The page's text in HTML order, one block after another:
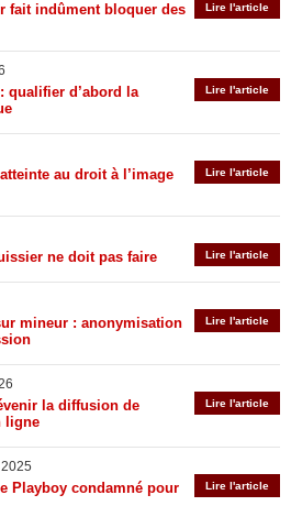
Lire l'article
fait indûment bloquer des
Lire l'article
qualifier d’abord la
Lire l'article
au droit à l’image
Lire l'article
ne doit pas faire
Lire l'article
mineur : anonymisation
Lire l'article
la diffusion de
ligne
Lire l'article
Playboy condamné pour